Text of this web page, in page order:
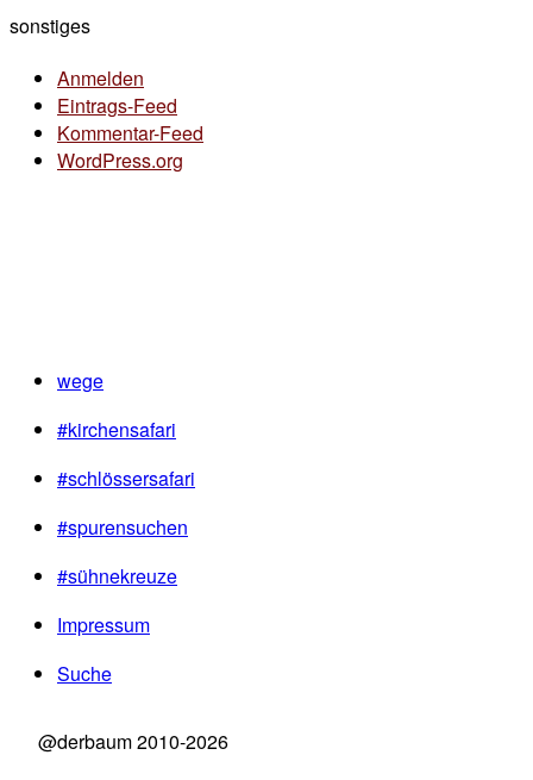
sonstiges
Anmelden
Eintrags-Feed
Kommentar-Feed
WordPress.org
wege
#kirchensafari
#schlössersafari
#spurensuchen
#sühnekreuze
Impressum
Suche
@derbaum 2010-2026